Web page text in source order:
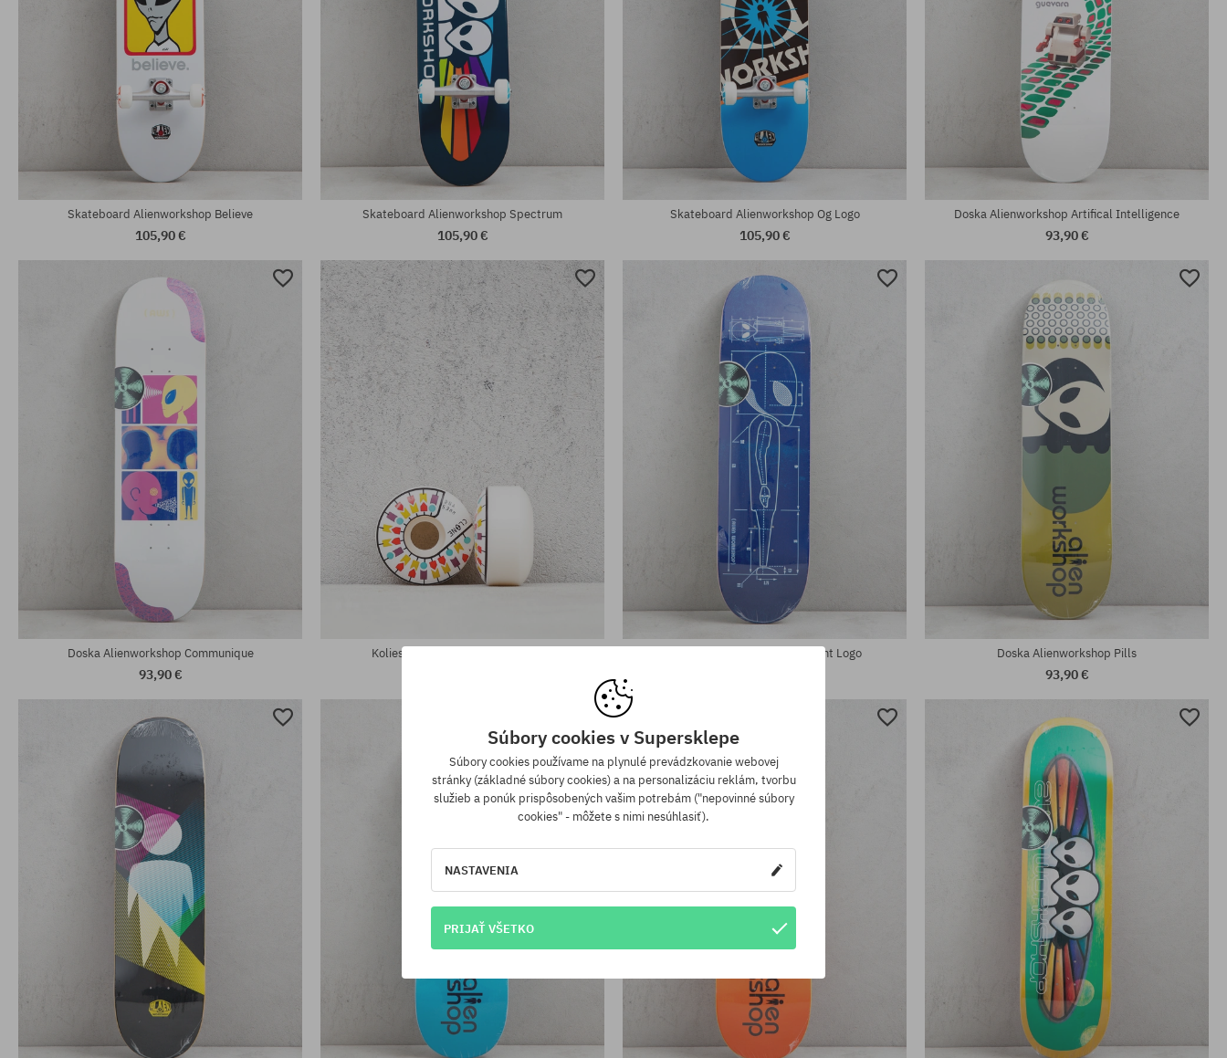
Dostupné veľkosti:
Skateboard Alienworkshop Believe
105,90 €
Skateboard Alienworkshop Spectrum
105,90 €
Dostupné veľkosti:
Skateboard Alienworkshop Og Logo
105,90 €
Dostupné veľkosti:
Doska Alienworkshop Artifical Intelligence
93,90 €
Dostupné veľkosti:
Doska Alienworkshop Communique
93,90 €
Dostupné veľkosti:
Kolieska Alienworkshop Clone Dna
Dostupné veľkosti:
Doska Alienworkshop Blueprint Logo
Dostupné veľkosti:
Doska Alienworkshop Pills
93,90 €
Súbory cookies v Supersklepe
Súbory cookies používame na plynulé prevádzkovanie webovej
stránky (základné súbory cookies) a na personalizáciu reklám, tvorbu
služieb a ponúk prispôsobených vašim potrebám ("nepovinné súbory
cookies" - môžete s nimi nesúhlasiť).
NASTAVENIA
PRIJAŤ VŠETKO